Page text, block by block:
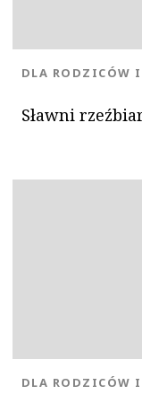
Sławni
KATEGORIA:
DLA RODZICÓW
KATEGORIA:
DLA RODZICÓW